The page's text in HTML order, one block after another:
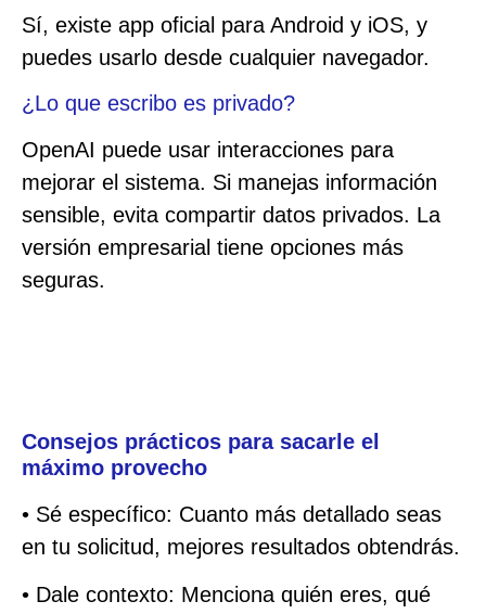
Sí, existe app oficial para Android y iOS, y
puedes usarlo desde cualquier navegador.
¿Lo que escribo es privado?
OpenAI puede usar interacciones para
mejorar el sistema. Si manejas información
sensible, evita compartir datos privados. La
versión empresarial tiene opciones más
seguras.
Consejos prácticos para sacarle el
máximo provecho
• Sé específico: Cuanto más detallado seas
en tu solicitud, mejores resultados obtendrás.
• Dale contexto: Menciona quién eres, qué